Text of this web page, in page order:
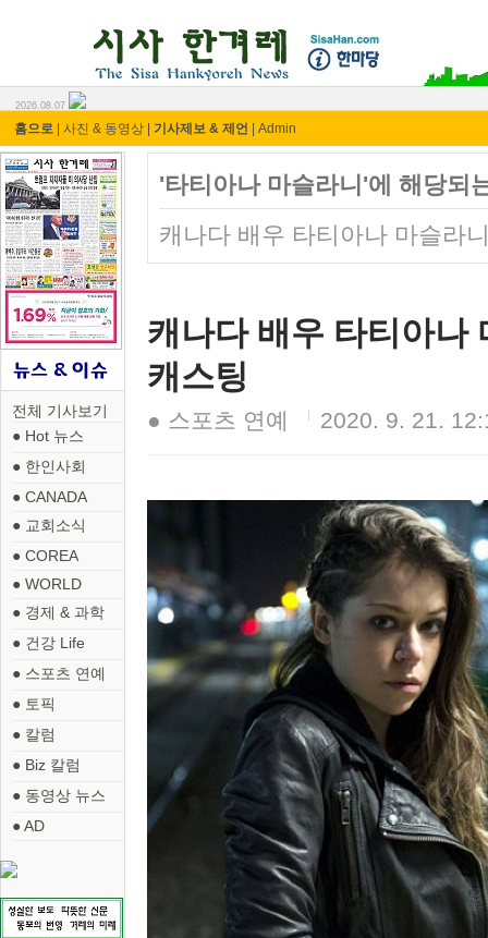
2026.08.07
홈으로 사진 & 동영상 기사제보 & 제언 Admin
전체 기사보기
● Hot 뉴스
● 한인사회
● CANADA
● 교회소식
● COREA
● WORLD
● 경제 & 과학
● 건강 Life
● 스포츠 연예
● 토픽
● 칼럼
● Biz 칼럼
● 동영상 뉴스
● AD
'타티아나 마슬라니'에 해당되
캐나다 배우 타티아나 마슬라
캐나다 배우 타티아나
캐스팅
● 스포츠 연예 2020. 9. 21.